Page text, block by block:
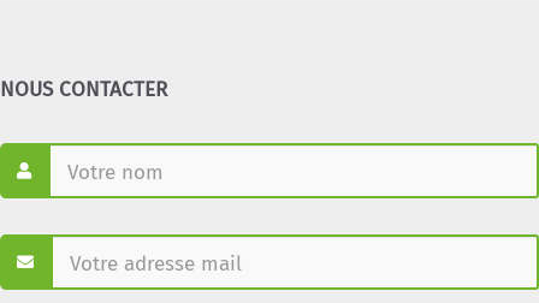
NOUS CONTACTER